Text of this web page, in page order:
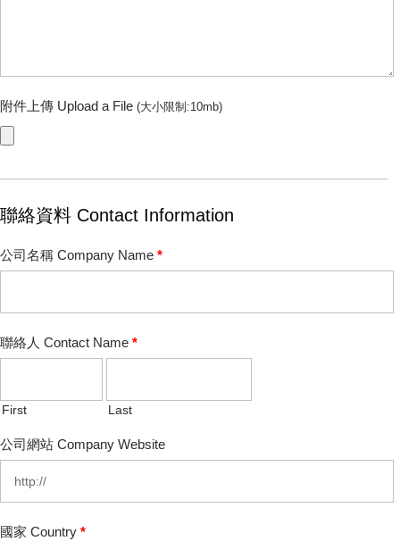
附件上傳 Upload a File (大小限制:10mb)
聯絡資料 Contact Information
公司名稱 Company Name *
聯絡人 Contact Name *
First Last
公司網站 Company Website
國家 Country *